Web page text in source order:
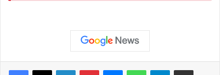
Facebook
X LinkedinPinterestMessengerWhatsAppTelegramCompartilhar via e-mail